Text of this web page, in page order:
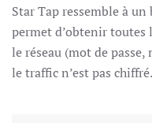
Star Tap ressemble à
permet d’obtenir
le réseau (mot de
le traffic n’est pas chiffré.